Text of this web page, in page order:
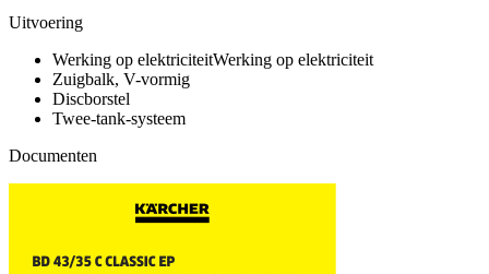
Uitvoering
Werking op elektriciteitWerking op elektriciteit
Zuigbalk, V-vormig
Discborstel
Twee-tank-systeem
Documenten